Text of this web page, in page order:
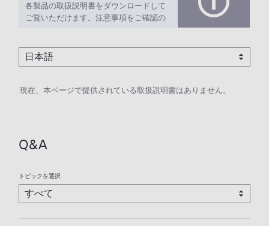
各製品の取扱説明書をダウンロードして
ご覧いただけます。注意事項をご確認の
現在、本ページで提供されている取扱説明書はありません。
Q&A
トピックを選択